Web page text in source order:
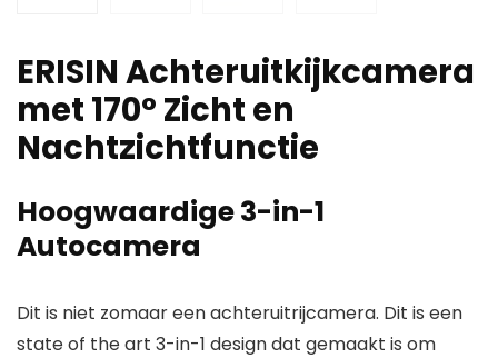
ERISIN Achteruitkijkcamera
met 170° Zicht en
Nachtzichtfunctie
Hoogwaardige 3-in-1
Autocamera
Dit is niet zomaar een achteruitrijcamera. Dit is een
state of the art 3-in-1 design dat gemaakt is om